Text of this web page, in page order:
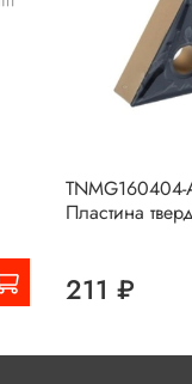
Пластина
211 ₽